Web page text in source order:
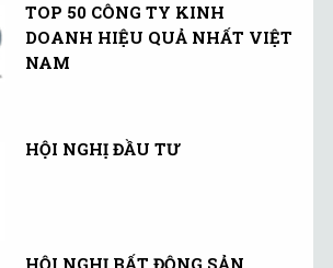
TOP 50 CÔNG TY KINH
DOANH HIỆU QUẢ NHẤT VIỆT
NAM
HỘI NGHỊ ĐẦU TƯ